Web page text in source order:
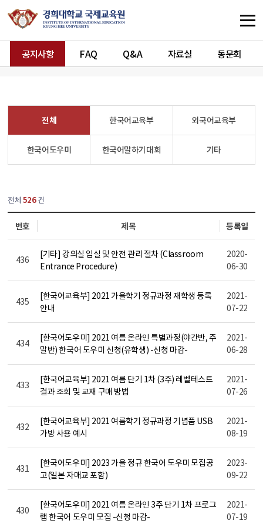
공지사항 FAQ Q&A 자료실 동문회
전체 한국어교육부 외국어교육부
한국어도우미 한국어말하기대회 기타
전체 526건
번호 제목 등록일
436
[기타] 강의실 입실 및 안전 관리 절차 (Classroom
Entrance Procedure)
2020-
06-30
435
[한국어교육부] 2021 가을학기 정규과정 재학생 등록
안내
2021-
07-22
434
[한국어도우미] 2021 여름 온라인 특별과정(야간반, 주
말반) 한국어 도우미 신청(유학생) -신청 마감-
2021-
06-28
433
[한국어교육부] 2021 여름 단기 1차 (3주) 레벨테스트
결과 조회 및 교재 구매 방법
2021-
07-26
432
[한국어교육부] 2021 여름학기 정규과정 기념품 USB
가방 사용 예시
2021-
08-19
431
[한국어도우미] 2023 가을 정규 한국어 도우미 모집공
고(일본 자매교 포함)
2023-
09-22
430
[한국어도우미] 2021 여름 온라인 3주 단기 1차 프로그
램 한국어 도우미 모집 -신청 마감-
2021-
07-19